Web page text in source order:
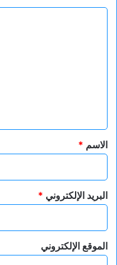
*
الاسم *
البريد الإلكتروني *
الموقع الإلكتروني